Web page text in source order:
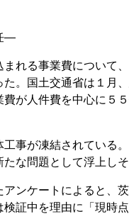
―
れる事業費について
。国土交通省は１月
が人件費を中心に５
事が凍結されている
な問題として浮上しそ
ンケートによると、
証中を理由に「現時